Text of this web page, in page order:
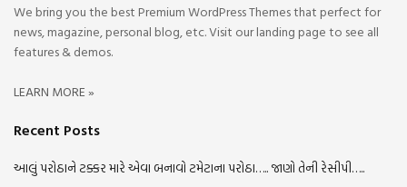
We bring you the best Premium WordPress Themes that perfect for
news, magazine, personal blog, etc. Visit our landing page to see all
features & demos.
LEARN MORE »
Recent Posts
આલું પરોઠાને ટક્કર મારે એવા બનાવો ટમેટાના પરોઠા….. જાણો તેની રેસીપી…..